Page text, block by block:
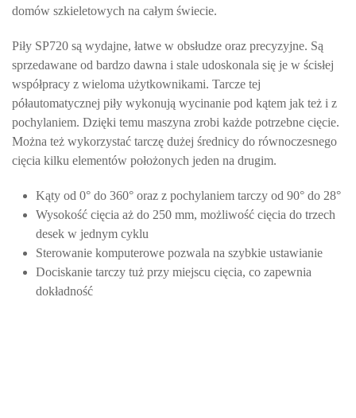
domów szkieletowych na całym świecie.
Piły SP720 są wydajne, łatwe w obsłudze oraz precyzyjne. Są
sprzedawane od bardzo dawna i stale udoskonala się je w ścisłej
współpracy z wieloma użytkownikami. Tarcze tej
półautomatycznej piły wykonują wycinanie pod kątem jak też i z
pochylaniem. Dzięki temu maszyna zrobi każde potrzebne cięcie.
Można też wykorzystać tarczę dużej średnicy do równoczesnego
cięcia kilku elementów położonych jeden na drugim.
Kąty od 0° do 360° oraz z pochylaniem tarczy od 90° do 28°
Wysokość cięcia aż do 250 mm, możliwość cięcia do trzech
desek w jednym cyklu
Sterowanie komputerowe pozwala na szybkie ustawianie
Dociskanie tarczy tuż przy miejscu cięcia, co zapewnia
dokładność